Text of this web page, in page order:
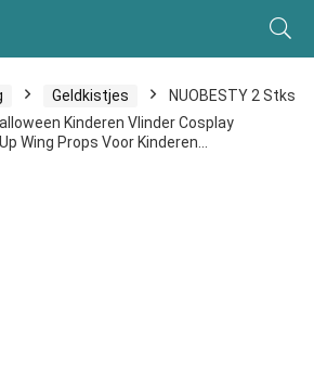
Geldkistjes
NUOBESTY 2 Stks
Kinderen Vlinder Cosplay
Wing Props Voor Kinderen…